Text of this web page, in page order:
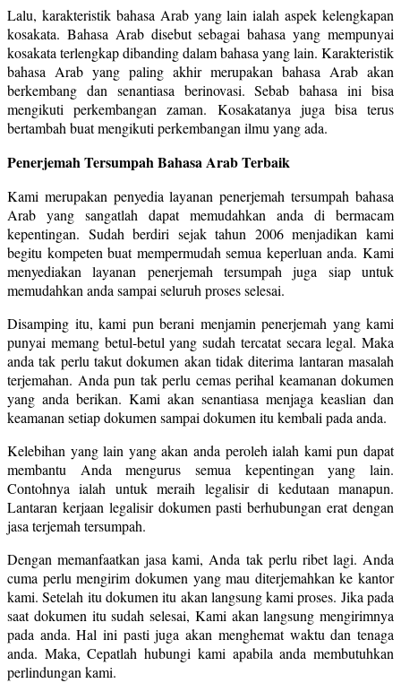
Lalu, karakteristik bahasa Arab yang lain ialah aspek kelengkapan
kosakata. Bahasa Arab disebut sebagai bahasa yang mempunyai
kosakata terlengkap dibanding dalam bahasa yang lain. Karakteristik
bahasa Arab yang paling akhir merupakan bahasa Arab akan
berkembang dan senantiasa berinovasi. Sebab bahasa ini bisa
mengikuti perkembangan zaman. Kosakatanya juga bisa terus
bertambah buat mengikuti perkembangan ilmu yang ada.
Penerjemah Tersumpah Bahasa Arab Terbaik
Kami merupakan penyedia layanan penerjemah tersumpah bahasa
Arab yang sangatlah dapat memudahkan anda di bermacam
kepentingan. Sudah berdiri sejak tahun 2006 menjadikan kami
begitu kompeten buat mempermudah semua keperluan anda. Kami
menyediakan layanan penerjemah tersumpah juga siap untuk
memudahkan anda sampai seluruh proses selesai.
Disamping itu, kami pun berani menjamin penerjemah yang kami
punyai memang betul-betul yang sudah tercatat secara legal. Maka
anda tak perlu takut dokumen akan tidak diterima lantaran masalah
terjemahan. Anda pun tak perlu cemas perihal keamanan dokumen
yang anda berikan. Kami akan senantiasa menjaga keaslian dan
keamanan setiap dokumen sampai dokumen itu kembali pada anda.
Kelebihan yang lain yang akan anda peroleh ialah kami pun dapat
membantu Anda mengurus semua kepentingan yang lain.
Contohnya ialah untuk meraih legalisir di kedutaan manapun.
Lantaran kerjaan legalisir dokumen pasti berhubungan erat dengan
jasa terjemah tersumpah.
Dengan memanfaatkan jasa kami, Anda tak perlu ribet lagi. Anda
cuma perlu mengirim dokumen yang mau diterjemahkan ke kantor
kami. Setelah itu dokumen itu akan langsung kami proses. Jika pada
saat dokumen itu sudah selesai, Kami akan langsung mengirimnya
pada anda. Hal ini pasti juga akan menghemat waktu dan tenaga
anda. Maka, Cepatlah hubungi kami apabila anda membutuhkan
perlindungan kami.